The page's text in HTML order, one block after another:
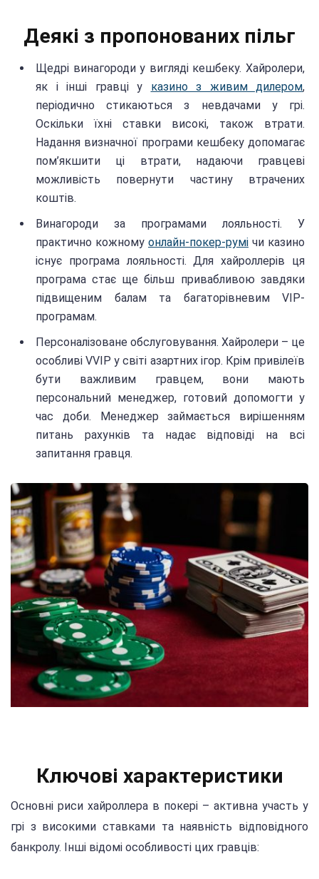
Деякі з пропонованих пільг
Щедрі винагороди у вигляді кешбеку. Хайролери,
як і інші гравці у казино з живим дилером,
періодично стикаються з невдачами у грі.
Оскільки їхні ставки високі, також втрати.
Надання визначної програми кешбеку допомагає
пом’якшити ці втрати, надаючи гравцеві
можливість повернути частину втрачених
коштів.
Винагороди за програмами лояльності. У
практично кожному онлайн-покер-румі чи казино
існує програма лояльності. Для хайроллерів ця
програма стає ще більш привабливою завдяки
підвищеним балам та багаторівневим VIP-
програмам.
Персоналізоване обслуговування. Хайролери – це
особливі VVIP у світі азартних ігор. Крім привілеїв
бути важливим гравцем, вони мають
персональний менеджер, готовий допомогти у
час доби. Менеджер займається вирішенням
питань рахунків та надає відповіді на всі
запитання гравця.
Ключові характеристики
Основні риси хайроллера в покері – активна участь у
грі з високими ставками та наявність відповідного
банкролу. Інші відомі особливості цих гравців: